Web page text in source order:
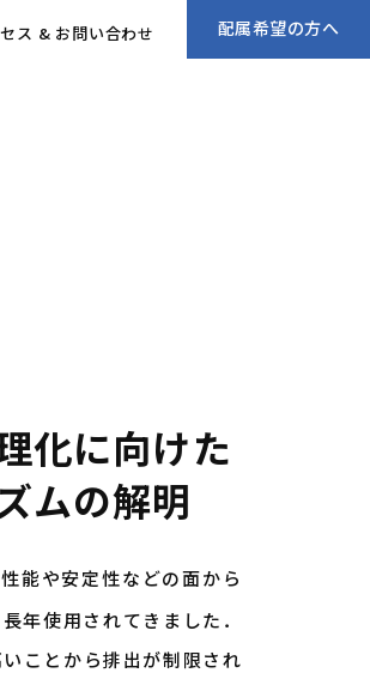
ス & お問い合わせ 配属希望の方へ
化に向けた
ムの解明
能や安定性などの面から
年使用されてきました．
ことから排出が制限され